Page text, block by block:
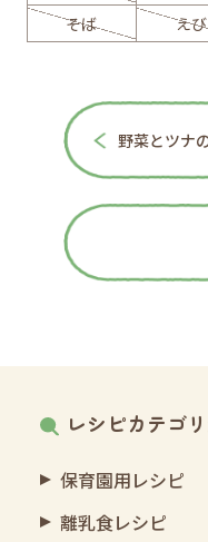
そば
えび
野菜とツナ
レシピカテゴ
保育園用レシピ
離乳食レシピ